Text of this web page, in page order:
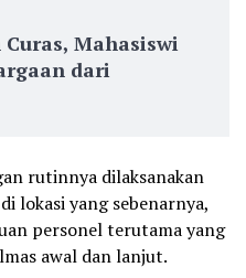
Mahasiswi
dari
rutinnya dilaksanakan
lokasi yang sebenarnya,
personel terutama yang
awal dan lanjut.